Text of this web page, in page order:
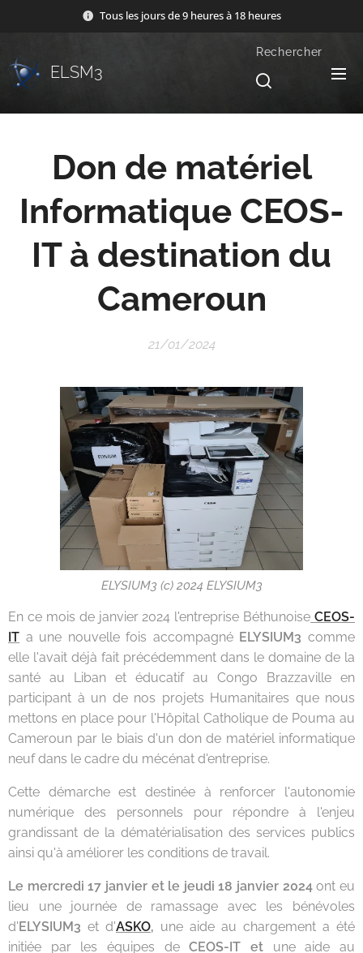
Tous les jours de 9 heures à 18 heures
ELSM3
Rechercher
Don de matériel
Informatique CEOS-
IT à destination du
Cameroun
21/01/2024
ELYSIUM3 (c) 2024 ELYSIUM3
En ce mois de janvier 2024 l'entreprise Béthunoise CEOS-
IT a une nouvelle fois accompagné ELYSIUM3comme
elle l'avait déjà fait précédemment dans le domaine de la
santé au Liban et éducatif au Congo Brazzaville en
participant à un de nos projets Humanitaires que nous
mettons en place pour l'Hôpital Catholique de Pouma au
Cameroun par le biais d'un don de matériel informatique
neuf dans le cadre du mécénat d'entreprise.
Cette démarche est destinée à renforcer l'autonomie
numérique des personnels pour répondre à l'enjeu
grandissant de la dématérialisation des services publics
ainsi qu'à améliorer les conditions de travail.
Le mercredi 17 janvier et le jeudi 18 janvier 2024ont eu
lieu une journée de ramassage avec les bénévoles
d'ELYSIUM3 et d'ASKO, une aide au chargement a été
initiée par les équipes deCEOS-IT et une aide au